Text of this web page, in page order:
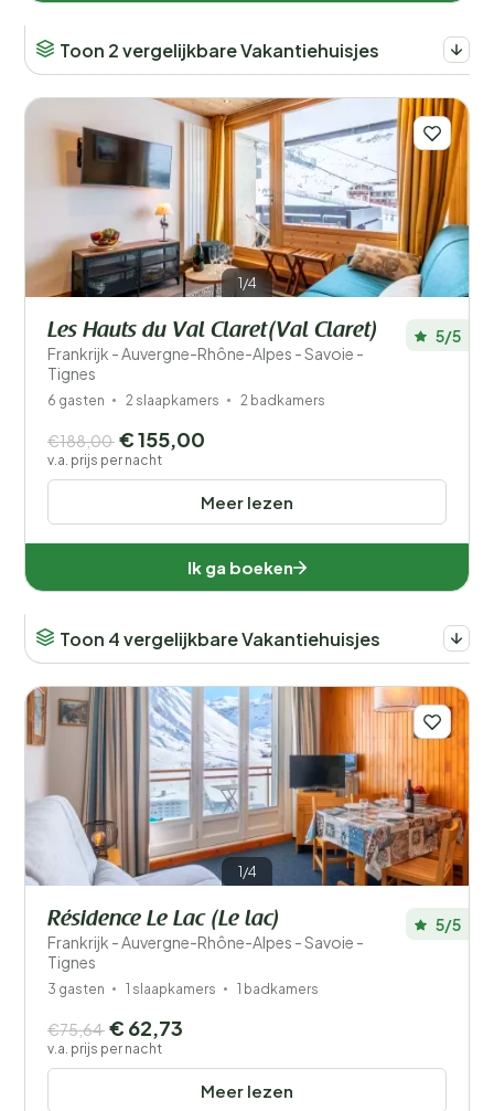
Toon 2 vergelijkbare Vakantiehuisjes
1/4
Les Hauts du Val Claret(Val Claret)
Frankrijk - Auvergne-Rhône-Alpes - Savoie -
Tignes
5/5
6 gasten 2 slaapkamers 2 badkamers
Meer lezen
€188,00 € 155,00
v.a. prijs per nacht
Ik ga boeken
Toon 4 vergelijkbare Vakantiehuisjes
1/4
Résidence Le Lac (Le lac)
Frankrijk - Auvergne-Rhône-Alpes - Savoie -
Tignes
5/5
3 gasten 1 slaapkamers 1 badkamers
Meer lezen
€75,64 € 62,73
v.a. prijs per nacht